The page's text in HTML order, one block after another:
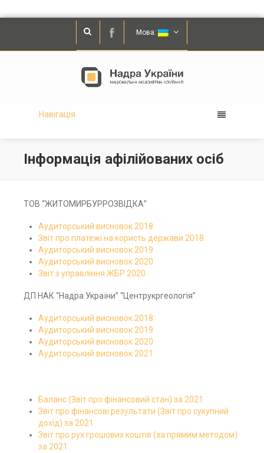
Мова:
Навігація
Інформація афілійованих осіб
ТОВ “ЖИТОМИРБУРРОЗВІДКА”
Аудиторський висновок 2018
Звіт про платежі на користь держави 2018
Аудиторський висновок 2019
Аудиторський висновок 2020
Звіт з управління ЖБР 2020
ДП НАК “Надра України” “Центрукргеологія”
Аудиторський висновок 2018
Аудиторський висновок 2019
Аудиторський висновок 2020
Аудиторський висновок 2021
Баланс (Звіт про фінансовий стан) за 2021
Звіт про фінансові результати (Звіт про сукупний
дохід) за 2021
Звіт про рух грошових коштів (за прямим методом)
за 2021